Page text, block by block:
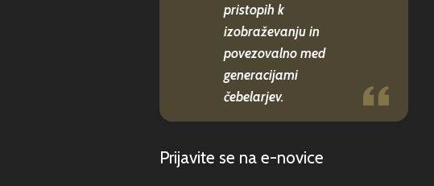
pristopih k
izobraževanju in
povezovalno med
generacijami
čebelarjev.
Prijavite se na e-novice